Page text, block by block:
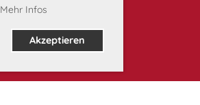
Mehr Infos
Akzeptieren